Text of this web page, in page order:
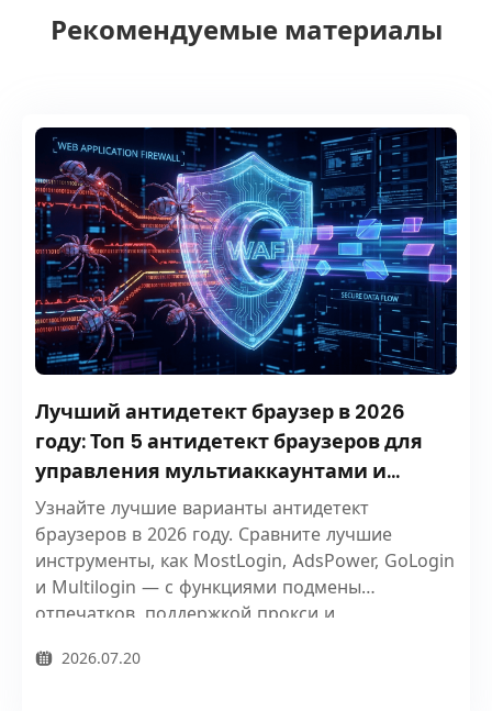
Рекомендуемые материалы
Лучший антидетект браузер в 2026
году: Топ 5 антидетект браузеров для
управления мультиаккаунтами и
онлайн-приватности
Узнайте лучшие варианты антидетект
браузеров в 2026 году. Сравните лучшие
инструменты, как MostLogin, AdsPower, GoLogin
и Multilogin — с функциями подмены
отпечатков, поддержкой прокси и
приватности.
2026.07.20